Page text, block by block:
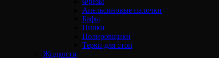
Апельсиновые палочки
Бафы
Пилки
Полировщики
Терки для стоп
Жидкости